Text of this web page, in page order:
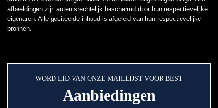
afbeeldingen zijn auteursrechtelijk beschermd door hun respectievelijke
eigenaren. Alle geciteerde inhoud is afgeleid van hun respectievelijke
bronnen.
WORD LID VAN ONZE MAILLIJST VOOR BEST
Aanbiedingen